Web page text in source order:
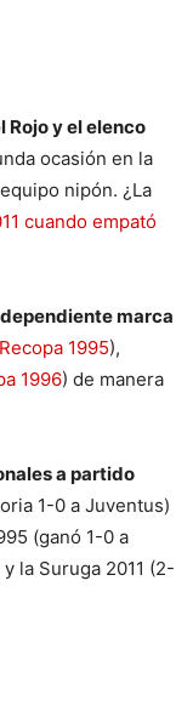
Rojo y el elenco
ocasión en la
nipón. ¿La
cuando empató
marca
Recopa 1995),
1996) de manera
a partido
1-0 a Juventus)
(ganó 1-0 a
la Suruga 2011 (2-